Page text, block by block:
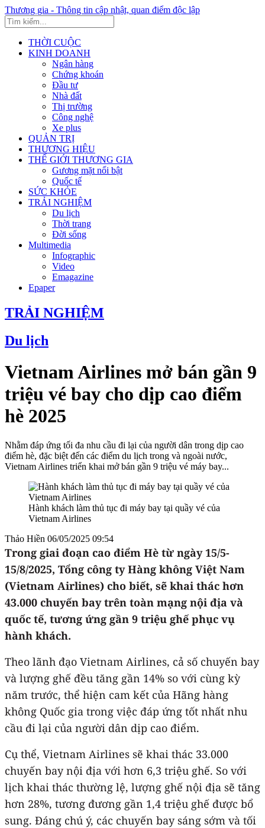
Thương gia - Thông tin cập nhật, quan điểm độc lập
THỜI CUỘC
KINH DOANH
Ngân hàng
Chứng khoán
Đầu tư
Nhà đất
Thị trường
Công nghệ
Xe plus
QUẢN TRỊ
THƯƠNG HIỆU
THẾ GIỚI THƯƠNG GIA
Gương mặt nổi bật
Quốc tế
SỨC KHỎE
TRẢI NGHIỆM
Du lịch
Thời trang
Đời sống
Multimedia
Infographic
Video
Emagazine
Epaper
TRẢI NGHIỆM
Du lịch
Vietnam Airlines mở bán gần 9
triệu vé bay cho dịp cao điểm
hè 2025
Nhằm đáp ứng tối đa nhu cầu đi lại của người dân trong dịp cao
điểm hè, đặc biệt đến các điểm du lịch trong và ngoài nước,
Vietnam Airlines triển khai mở bán gần 9 triệu vé máy bay...
Hành khách làm thủ tục đi máy bay tại quầy vé của
Vietnam Airlines
Thảo Hiền 06/05/2025 09:54
Trong giai đoạn cao điểm Hè từ ngày 15/5-
15/8/2025, Tổng công ty Hàng không Việt Nam
(Vietnam Airlines) cho biết, sẽ khai thác hơn
43.000 chuyến bay trên toàn mạng nội địa và
quốc tế, tương ứng gần 9 triệu ghế phục vụ
hành khách.
Theo lãnh đạo Vietnam Airlines, cả số chuyến bay
và lượng ghế đều tăng gần 14% so với cùng kỳ
năm trước, thể hiện cam kết của Hãng hàng
không Quốc gia trong việc đáp ứng tốt nhất nhu
cầu đi lại của người dân dịp cao điểm.
Cụ thể, Vietnam Airlines sẽ khai thác 33.000
chuyến bay nội địa với hơn 6,3 triệu ghế. So với
lịch khai thác thường lệ, lượng ghế nội địa sẽ tăng
hơn 28%, tương đương gần 1,4 triệu ghế được bổ
sung. Đáng chú ý, các chuyến bay sáng sớm và tối